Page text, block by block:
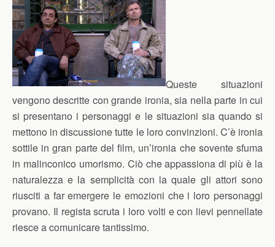
Queste situazioni
vengono descritte con grande ironia, sia nella parte in cui
si presentano i personaggi e le situazioni sia quando si
mettono in discussione tutte le loro convinzioni. C’è ironia
sottile in gran parte del film, un’ironia che sovente sfuma
in malinconico umorismo. Ciò che appassiona di più è la
naturalezza e la semplicità con la quale gli attori sono
riusciti a far emergere le emozioni che i loro personaggi
provano. Il regista scruta i loro volti e con lievi pennellate
riesce a comunicare tantissimo.